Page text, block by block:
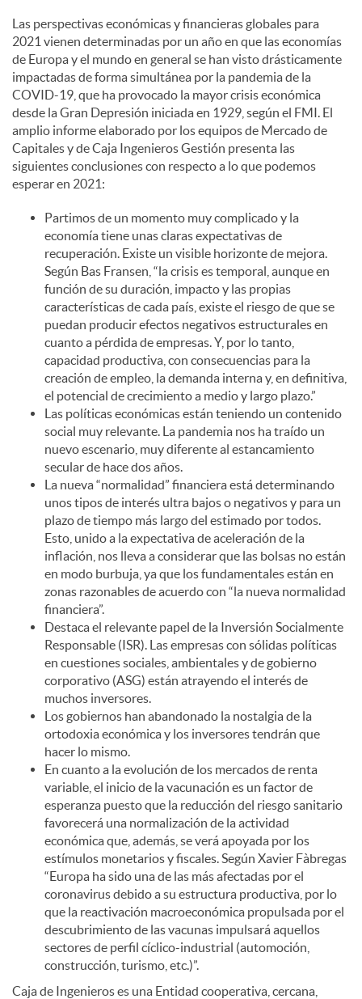
Las perspectivas económicas y financieras globales para
2021 vienen determinadas por un año en que las economías
de Europa y el mundo en general se han visto drásticamente
impactadas de forma simultánea por la pandemia de la
COVID-19, que ha provocado la mayor crisis económica
desde la Gran Depresión iniciada en 1929, según el FMI. El
amplio informe elaborado por los equipos de Mercado de
Capitales y de Caja Ingenieros Gestión presenta las
siguientes conclusiones con respecto a lo que podemos
esperar en 2021:
Partimos de un momento muy complicado y la
economía tiene unas claras expectativas de
recuperación. Existe un visible horizonte de mejora.
Según Bas Fransen, “la crisis es temporal, aunque en
función de su duración, impacto y las propias
características de cada país, existe el riesgo de que se
puedan producir efectos negativos estructurales en
cuanto a pérdida de empresas. Y, por lo tanto,
capacidad productiva, con consecuencias para la
creación de empleo, la demanda interna y, en definitiva,
el potencial de crecimiento a medio y largo plazo.”
Las políticas económicas están teniendo un contenido
social muy relevante. La pandemia nos ha traído un
nuevo escenario, muy diferente al estancamiento
secular de hace dos años.
La nueva “normalidad” financiera está determinando
unos tipos de interés ultra bajos o negativos y para un
plazo de tiempo más largo del estimado por todos.
Esto, unido a la expectativa de aceleración de la
inflación, nos lleva a considerar que las bolsas no están
en modo burbuja, ya que los fundamentales están en
zonas razonables de acuerdo con “la nueva normalidad
financiera”.
Destaca el relevante papel de la Inversión Socialmente
Responsable (ISR). Las empresas con sólidas políticas
en cuestiones sociales, ambientales y de gobierno
corporativo (ASG) están atrayendo el interés de
muchos inversores.
Los gobiernos han abandonado la nostalgia de la
ortodoxia económica y los inversores tendrán que
hacer lo mismo.
En cuanto a la evolución de los mercados de renta
variable, el inicio de la vacunación es un factor de
esperanza puesto que la reducción del riesgo sanitario
favorecerá una normalización de la actividad
económica que, además, se verá apoyada por los
estímulos monetarios y fiscales. Según Xavier Fàbregas
“Europa ha sido una de las más afectadas por el
coronavirus debido a su estructura productiva, por lo
que la reactivación macroeconómica propulsada por el
descubrimiento de las vacunas impulsará aquellos
sectores de perfil cíclico-industrial (automoción,
construcción, turismo, etc.)”.
Caja de Ingenieros es una Entidad cooperativa, cercana,